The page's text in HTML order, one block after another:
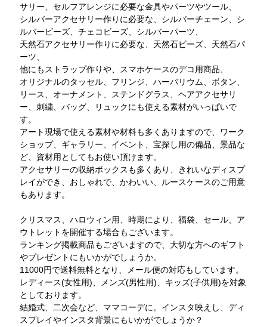
サリー、セルフアレンジに必要な金具やパーツやツール、
シルバーアクセサリー作りに必要な、シルバーチェーン、シ
ルバービーズ、チェコビーズ、シルバーパーツ、
天然石アクセサリー作りに必要な、天然石ビーズ、天然石パ
ーツ、
他にもストラップ作りや、スマホケースのデコ用商品、
オリジナルのタッセル、フリンジ、ハーバリウム、ボタン、
リース、オーナメント、ステンドグラス、ヘアアクセサリ
ー、刺繍、バッグ、リュックにも使える素材がいっぱいで
す。
アート現場で使える素材や材料も多くありますので、ワーク
ショップ、ギャラリー、イベント、宝探し用の備品、景品な
ど、資材用としてもお使い頂けます。
アクセサリーの収納ボックスも多くあり、きれいなディスプ
レイができ、おしゃれで、かわいい、ルースケースのご用意
もあります。
クリスマス、ハロウィン用、時期により、福袋、セール、ア
ウトレットを開催する場合もございます。
ランキング掲載商品もございますので、大切な方へのギフト
やプレゼントにもいかがでしょうか。
11000円で送料無料となり、メール便の対応もしています。
レディース(女性用)、メンズ(男性用)、キッズ(子供用)を対象
としております。
結婚式、二次会など、ママコーデに。インスタ映えし、ディ
スプレイやインスタ背景にもいかがでしょうか？